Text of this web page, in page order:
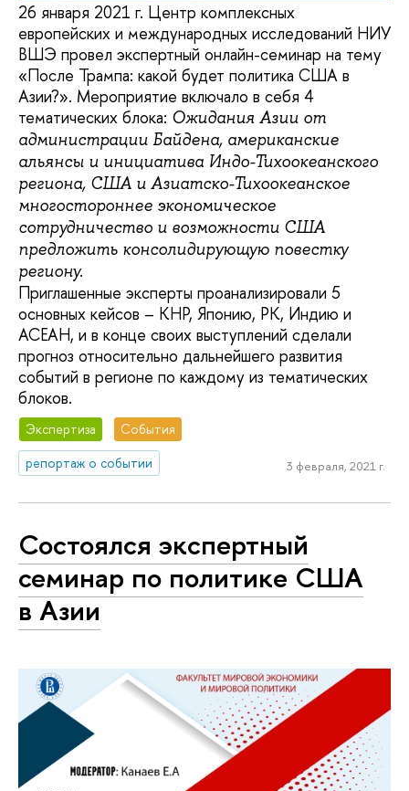
26 января 2021 г. Центр комплексных
европейских и международных исследований НИУ
ВШЭ провел экспертный онлайн-семинар на тему
«После Трампа: какой будет политика США в
Азии?». Мероприятие включало в себя 4
тематических блока: Ожидания Азии от
администрации Байдена, американские
альянсы и инициатива Индо-Тихоокеанского
региона, США и Азиатско-Тихоокеанское
многостороннее экономическое
сотрудничество и возможности США
предложить консолидирующую повестку
региону.
Приглашенные эксперты проанализировали 5
основных кейсов – КНР, Японию, РК, Индию и
АСЕАН, и в конце своих выступлений сделали
прогноз относительно дальнейшего развития
событий в регионе по каждому из тематических
блоков.
Экспертиза
События
репортаж о событии
3 февраля, 2021 г.
Состоялся экспертный
семинар по политике США
в Азии